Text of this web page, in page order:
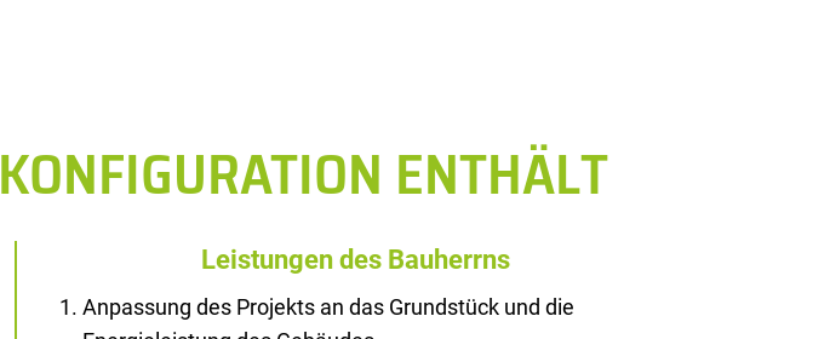
KONFIGURATION ENTHÄLT
Leistungen des Bauherrns
Anpassung des Projekts an das Grundstück und die